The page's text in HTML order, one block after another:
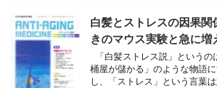
白髪とストレスの因果関
きのマウス実験と急に増
「白髪ストレス説」というの
桶屋が儲かる」のような物語
し、「ストレス」という言葉